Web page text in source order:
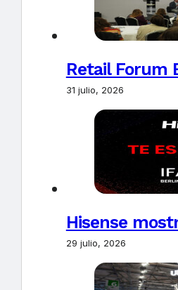
Retail Forum
31 julio, 2026
Hisense
29 julio, 2026